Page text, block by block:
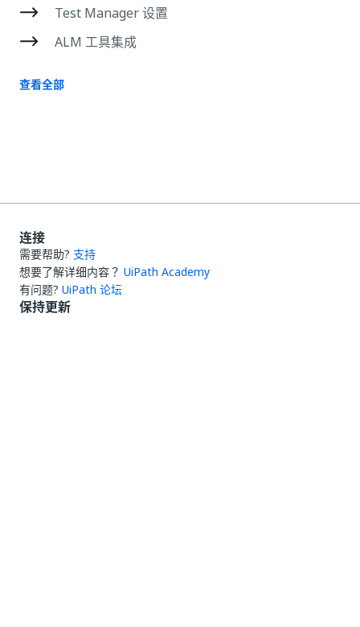
Test Manager 设置
ALM 工具集成
查看全部
连接
需要帮助? 支持
想要了解详细内容？ UiPath Academy
有问题? UiPath 论坛
保持更新